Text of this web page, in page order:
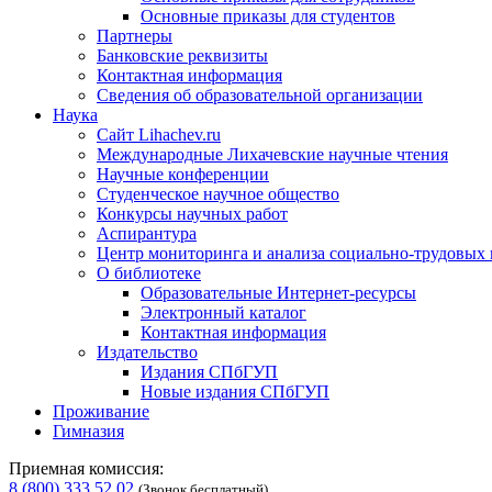
Основные приказы для студентов
Партнеры
Банковские реквизиты
Контактная информация
Сведения об образовательной организации
Наука
Сайт Lihachev.ru
Международные Лихачевские научные чтения
Научные конференции
Студенческое научное общество
Конкурсы научных работ
Аспирантура
Центр мониторинга и анализа социально-трудовых
О библиотеке
Образовательные Интернет-ресурсы
Электронный каталог
Контактная информация
Издательство
Издания СПбГУП
Новые издания СПбГУП
Проживание
Гимназия
Приемная комиссия:
8 (800) 333 52 02